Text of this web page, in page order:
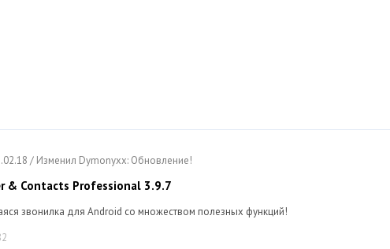
/ Изменил Dymonyxx: Обновление!
& Contacts Professional 3.9.7
звонилка для Android со множеством полезных функций!